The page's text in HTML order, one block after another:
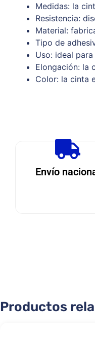
Medidas: la
Resistencia:
Material:
Tipo de
Uso: ideal
Elongación: la
Color: la cinta
Envío
Productos